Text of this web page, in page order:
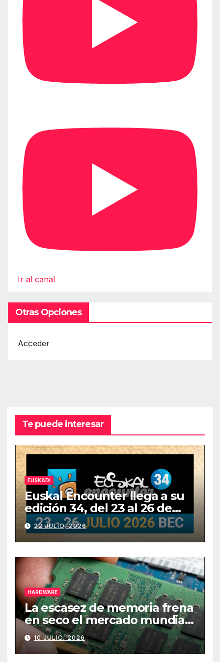
Ir al canal
Otras Opciones
Acceder
Te puede interesar
EUSKADI
Euskal Encounter llega a su
edición 34, del 23 al 26 de
julio
22 JULIO, 2026
HARDWARE
La escasez de memoria frena
en seco el mercado mundial
de PCs
10 JULIO, 2026